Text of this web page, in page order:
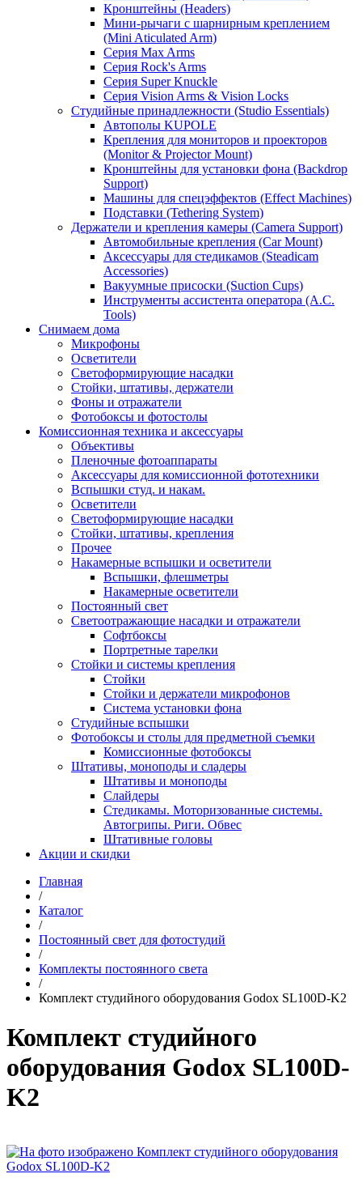
Кронштейны (Headers)
Мини-рычаги с шарнирным креплением
(Mini Aticulated Arm)
Серия Max Arms
Серия Rock's Arms
Серия Super Knuckle
Серия Vision Arms & Vision Locks
Студийные принадлежности (Studio Essentials)
Автополы KUPOLE
Крепления для мониторов и проекторов
(Monitor & Projector Mount)
Кронштейны для установки фона (Backdrop
Support)
Машины для спецэффектов (Effect Machines)
Подставки (Tethering System)
Держатели и крепления камеры (Camera Support)
Автомобильные крепления (Car Mount)
Аксессуары для стедикамов (Steadicam
Accessories)
Вакуумные присоски (Suction Cups)
Инструменты ассистента оператора (A.C.
Tools)
Снимаем дома
Микрофоны
Осветители
Светоформирующие насадки
Стойки, штативы, держатели
Фоны и отражатели
Фотобоксы и фотостолы
Комиссионная техника и аксессуары
Объективы
Пленочные фотоаппараты
Аксессуары для комиссионной фототехники
Вспышки студ. и накам.
Осветители
Светоформирующие насадки
Стойки, штативы, крепления
Прочее
Накамерные вспышки и осветители
Вспышки, флешметры
Накамерные осветители
Постоянный свет
Светоотражающие насадки и отражатели
Софтбоксы
Портретные тарелки
Стойки и системы крепления
Стойки
Стойки и держатели микрофонов
Система установки фона
Студийные вспышки
Фотобоксы и столы для предметной съемки
Комиссионные фотобоксы
Штативы, моноподы и сладеры
Штативы и моноподы
Слайдеры
Стедикамы. Моторизованные системы.
Автогрипы. Риги. Обвес
Штативные головы
Акции и скидки
Главная
/
Каталог
/
Постоянный свет для фотостудий
/
Комплекты постоянного света
/
Комплект студийного оборудования Godox SL100D-K2
Комплект студийного
оборудования Godox SL100D-
K2